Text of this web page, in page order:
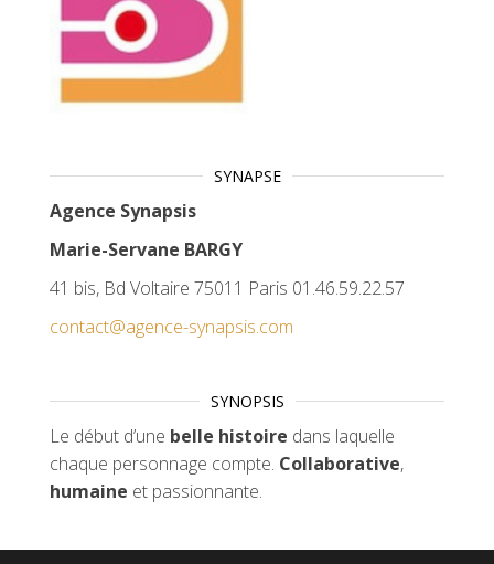
SYNAPSE
Agence Synapsis
Marie-Servane BARGY
41 bis, Bd Voltaire 75011 Paris 01.46.59.22.57
contact@agence-synapsis.com
SYNOPSIS
Le début d’une belle histoire dans laquelle
chaque personnage compte. Collaborative,
humaine et passionnante.